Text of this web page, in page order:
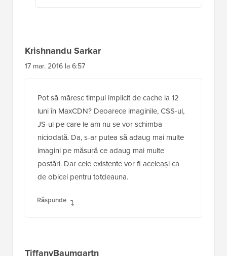
Krishnandu Sarkar
17 mar. 2016 la 6:57
Pot să măresc timpul implicit de cache la 12
luni în MaxCDN? Deoarece imaginile, CSS-ul,
JS-ul pe care le am nu se vor schimba
niciodată. Da, s-ar putea să adaug mai multe
imagini pe măsură ce adaug mai multe
postări. Dar cele existente vor fi aceleași ca
de obicei pentru totdeauna.
Răspunde
TiffanyBaumgartn